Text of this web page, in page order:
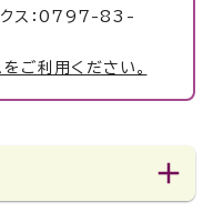
ス：0797-83-
ご利用ください。